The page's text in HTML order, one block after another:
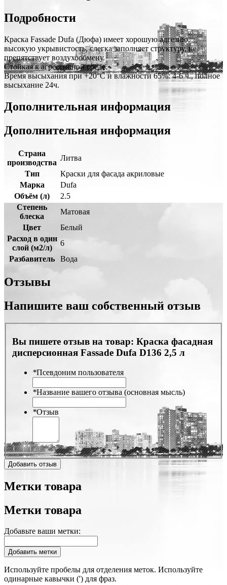
Подробности
Краска Fassade Dufa (Дюфа) имеет хорошую адгезию,
высокую укрывистость, слегка заполняет структуру, не
препятствует воздухообмену.
Стойкая к агрессивной среде.
Время высыхания при +20°C и влажности 65%: 4-6 ч., полное
высыхание 24ч.
Дополнительная информация
Дополнительная информация
Страна
производства
Литва
Тип
Краски для фасада акриловые
Марка
Dufa
Объём (л)
2.5
Степень
блеска
Матовая
Цвет
Белый
Расход в один
слой (м2/л)
6
Разбавитель
Вода
Отзывы
Напишите ваш собственный отзыв
Вы пишете отзыв на товар: Краска фасадная
дисперсионная Fassade Dufa D136 2,5 л
*Псевдоним пользователя
*Название вашего отзыва (основная мысль)
*Отзыв
Добавить отзыв
Метки товара
Метки товара
Добавьте ваши метки:
Добавить метки
Используйте пробелы для отделения меток. Используйте
одинарные кавычки (') для фраз.